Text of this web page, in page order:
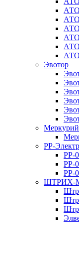
Эвотор
Меркурий
РР-
РР-
РР-
РР-
ШТРИХ-